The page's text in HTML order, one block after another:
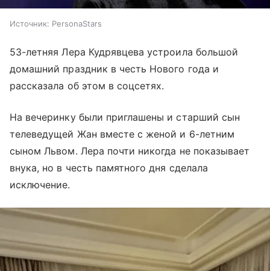
Источник: PersonaStars
53-летняя Лера Кудрявцева устроила большой
домашний праздник в честь Нового года и
рассказала об этом в соцсетях.
На вечеринку были приглашены и старший сын
телеведущей Жан вместе с женой и 6-летним
сыном Львом. Лера почти никогда не показывает
внука, но в честь памятного дня сделала
исключение.